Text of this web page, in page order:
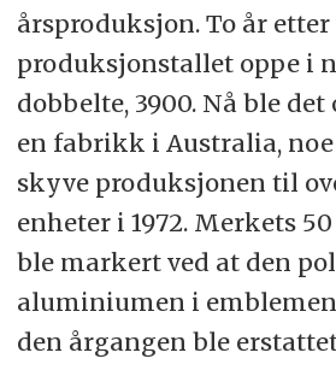
årsproduksjon. To år etter
produksjonstallet oppe i
dobbelte, 3900. Nå ble
en fabrikk i Australia,
skyve produksjonen til
enheter i 1972. Merkets
ble markert ved at den
aluminiumen i
den årgangen ble